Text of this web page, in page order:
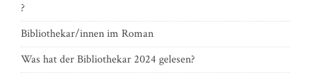
?
Bibliothekar/innen im Roman
Was hat der Bibliothekar 2024 gelesen?